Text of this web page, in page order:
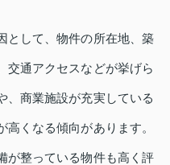
として、物件の所在地、築
交通アクセスなどが挙げら
、商業施設が充実している
くなる傾向があります。
が整っている物件も高く評